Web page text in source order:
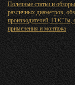
Полезные статьи и
различных диаметров,
производителей, ГОСТы,
применения и монтажа